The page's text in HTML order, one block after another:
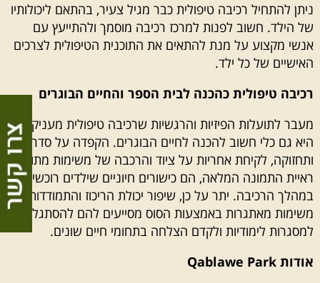
ניתן להתחיל רכיבה טיפוליתכבר מגיל צעיר, בהתאם ליכולותיו
של הילד. חשוב לפנות למרכז רכיבה מוסמך ולהתייעץ עם
אנשי מקצוע על מנת להתאים את התוכנית הטיפולית לצרכים
האישיים של כל ילד.
רכיבה טיפולית כהכנה לבית הספר והחיים הבוגרים
מעבר לתועלות הפיזיות והרגשיות שרכיבה טיפוליתמעניקה,
היא גם כלי חשוב להכנה לחיים הבוגרים. הקפדה על סדר
ותחזוקה, לקיחת אחריות על ציוד והרכבה של משימות מתוך
ראיית התמונה המלאה, הם כישורים חיוניים שילדים רוכשים
במהלך הרכיבה. יתר על כן, שיפור יכולת הריכוז והתמודדות עם
משימות מאתגרות באמצעות הסוס מסייעים להם להסתגל
למסגרות לימודיות ולקדם הצלחה בתחומי חיים שונים.
אודות Qablawe Park